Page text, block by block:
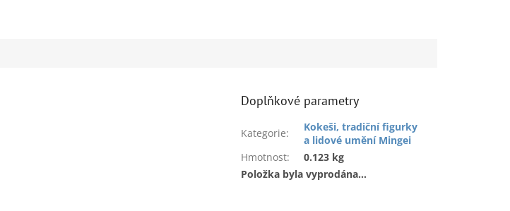
Doplňkové parametry
Kategorie:
Kokeši, tradiční figurky
a lidové umění Mingei
Hmotnost:
0.123 kg
Položka byla vyprodána…